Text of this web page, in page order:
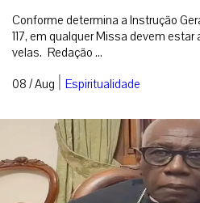
Conforme determina a Instrução
117, em qualquer Missa devem
velas. Redação ...
08 / Aug | Espiritualidade